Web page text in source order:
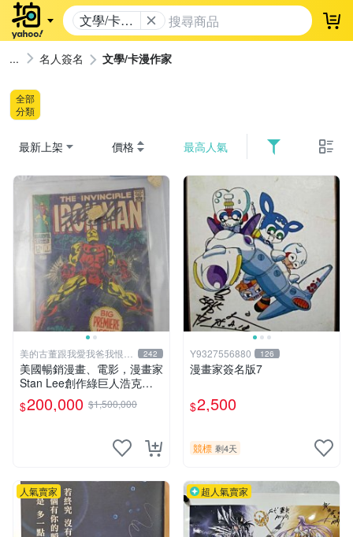
文學/卡漫
作家
登
名人簽名 文學/卡漫作家
全部
分類
最新上架 價格 最高人氣
美的古董跟我愛我爸我恨壞
人
242
美國暢銷漫畫、電影，漫畫家
Stan Lee創作綠巨人浩克、
蜘蛛人、X戰警、鋼鐵人，鋼
鐵人是世界最有錢總裁拯救國
8鋼鐵人第一集簽名漫畫
$200,000 $1,500,000
Y9327556880 126
漫畫家簽名版7
$2,500
競標 剩4天
人氣賣家 超人氣賣家